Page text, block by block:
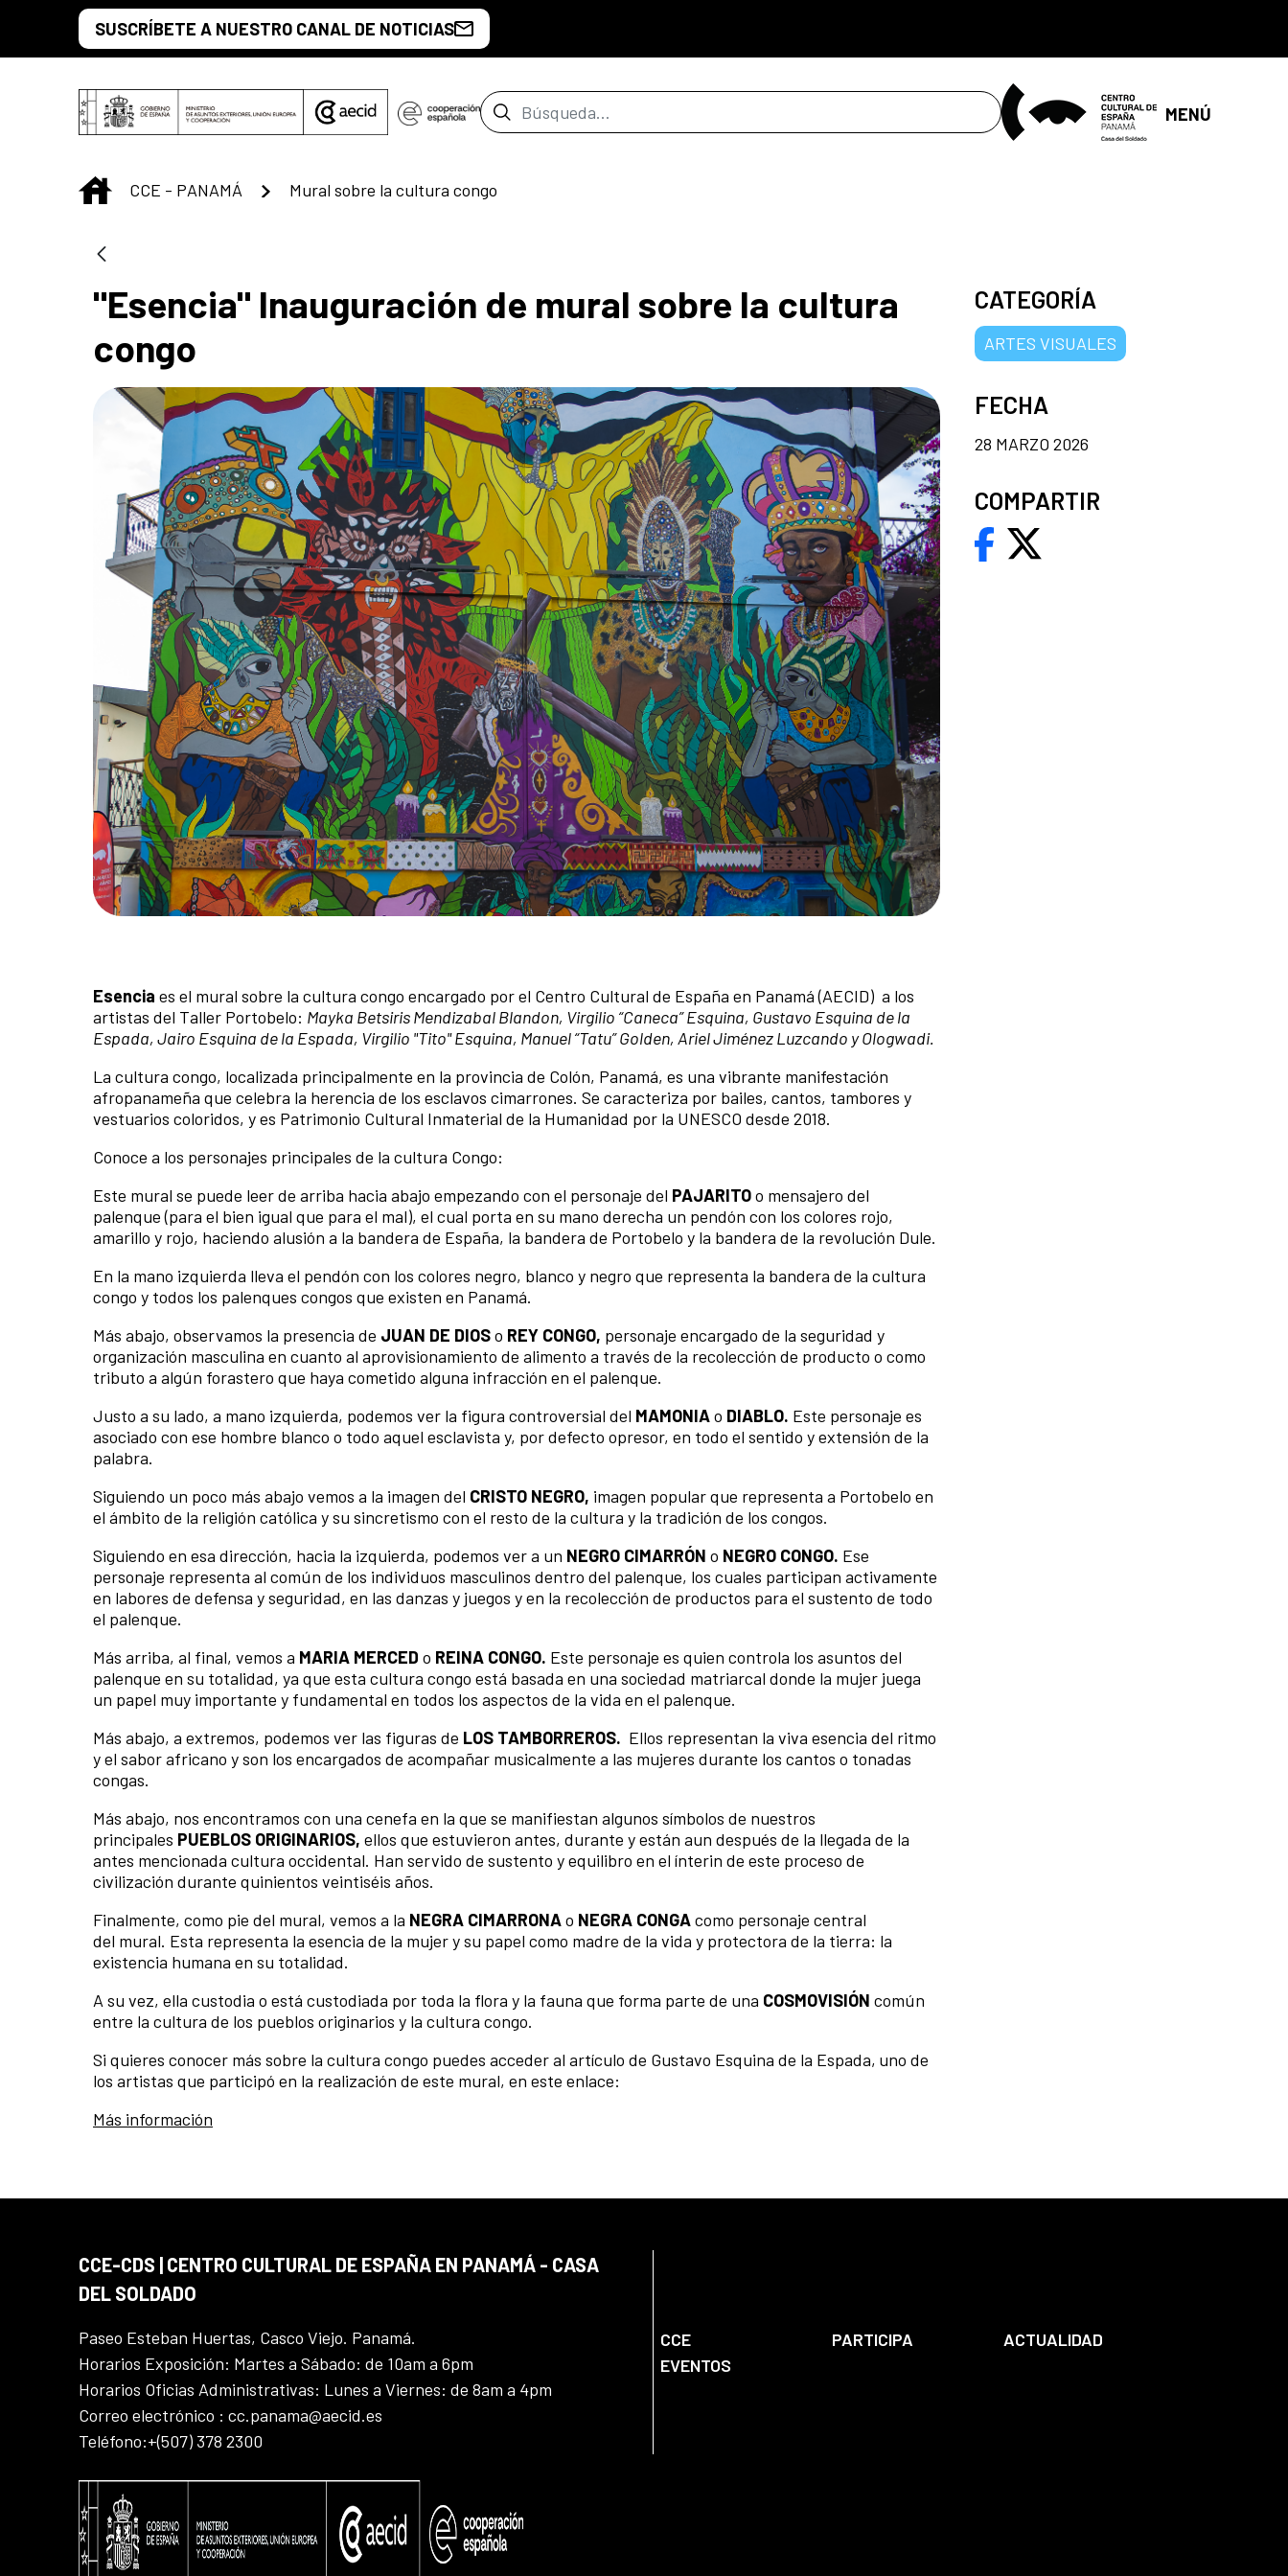
Saltar al contenido principal
SUSCRÍBETE A NUESTRO CANAL DE NOTICIAS
Barra de búsqueda MENÚ
INICIO
CCE - PANAMÁ Mural sobre la cultura congo
"Esencia" Inauguración de mural sobre la cultura
congo
Esencia es el mural sobre la cultura congo encargado por el Centro Cultural de España en Panamá (AECID) a los
artistas del Taller Portobelo: Mayka Betsiris Mendizabal Blandon, Virgilio “Caneca” Esquina, Gustavo Esquina de la
Espada, Jairo Esquina de la Espada, Virgilio "Tito" Esquina, Manuel “Tatu” Golden, Ariel Jiménez Luzcando y Ologwadi.
La cultura congo, localizada principalmente en la provincia de Colón, Panamá, es una vibrante manifestación
afropanameña que celebra la herencia de los esclavos cimarrones. Se caracteriza por bailes, cantos, tambores y
vestuarios coloridos, y es Patrimonio Cultural Inmaterial de la Humanidad por la UNESCO desde 2018.
Conoce a los personajes principales de la cultura Congo:
Este mural se puede leer de arriba hacia abajo empezando con el personaje del PAJARITOo mensajero del
palenque (para el bien igual que para el mal), el cual porta en su mano derecha un pendón con los colores rojo,
amarillo y rojo, haciendo alusión a la bandera de España, la bandera de Portobelo y la bandera de la revolución Dule.
En la mano izquierda lleva el pendón con los colores negro, blanco y negro que representa la bandera de la cultura
congo y todos los palenques congos que existen en Panamá.
Más abajo, observamos la presencia de JUAN DE DIOSo REY CONGO, personaje encargado de la seguridad y
organización masculina en cuanto al aprovisionamiento de alimento a través de la recolección de producto o como
tributo a algún forastero que haya cometido alguna infracción en el palenque.
Justo a su lado, a mano izquierda, podemos ver la figura controversial del MAMONIAo DIABLO. Este personaje es
asociado con ese hombre blanco o todo aquel esclavista y, por defecto opresor, en todo el sentido y extensión de la
palabra.
Siguiendo un poco más abajo vemos a la imagen del CRISTO NEGRO, imagen popular que representa a Portobelo en
el ámbito de la religión católica y su sincretismo con el resto de la cultura y la tradición de los congos.
Siguiendo en esa dirección, hacia la izquierda, podemos ver a un NEGRO CIMARRÓN o NEGRO CONGO. Ese
personaje representa al común de los individuos masculinos dentro del palenque, los cuales participan activamente
en labores de defensa y seguridad, en las danzas y juegos y en la recolección de productos para el sustento de todo
el palenque.
Más arriba, al final, vemos a MARIA MERCED o REINA CONGO. Este personaje es quien controla los asuntos del
palenque en su totalidad, ya que esta cultura congo está basada en una sociedad matriarcal donde la mujer juega
un papel muy importante y fundamental en todos los aspectos de la vida en el palenque.
Más abajo, a extremos, podemos ver las figuras de LOS TAMBORREROS. Ellos representan la viva esencia del ritmo
y el sabor africano y son los encargados de acompañar musicalmente a las mujeres durante los cantos o tonadas
congas.
Más abajo, nos encontramos con una cenefa en la que se manifiestan algunos símbolos de nuestros
principales PUEBLOS ORIGINARIOS, ellos que estuvieron antes, durante y están aun después de la llegada de la
antes mencionada cultura occidental. Han servido de sustento y equilibro en el ínterin de este proceso de
civilización durante quinientos veintiséis años.
Finalmente, como pie del mural, vemos a la NEGRA CIMARRONAo NEGRA CONGAcomo personaje central
del mural. Esta representa la esencia de la mujer y su papel como madre de la vida y protectora de la tierra: la
existencia humana en su totalidad.
A su vez, ella custodia o está custodiada por toda la flora y la fauna que forma parte de una COSMOVISIÓN común
entre la cultura de los pueblos originarios y la cultura congo.
Si quieres conocer más sobre la cultura congo puedes acceder al artículo de Gustavo Esquina de la Espada, uno de
los artistas que participó en la realización de este mural, en este enlace:
Más información
CATEGORÍA
ARTES VISUALES
FECHA
28 MARZO 2026
COMPARTIR
CCE-CDS | CENTRO CULTURAL DE ESPAÑA EN PANAMÁ - CASA
DEL SOLDADO
Paseo Esteban Huertas, Casco Viejo. Panamá.
Horarios Exposición: Martes a Sábado: de 10am a 6pm
Horarios Oficias Administrativas: Lunes a Viernes: de 8am a 4pm
Correo electrónico : cc.panama@aecid.es
Teléfono:+(507) 378 2300
CCE PARTICIPA
ACTUALIDAD
EVENTOS